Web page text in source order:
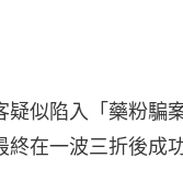
疑似陷入「藥粉騙
終在一波三折後成